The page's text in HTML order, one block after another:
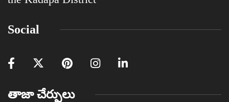
Social
తాజా చేర్పులు